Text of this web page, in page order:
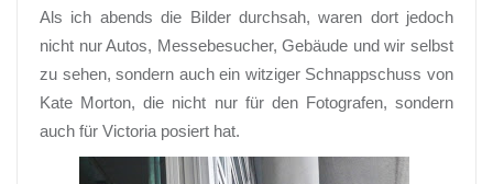
Als ich abends die Bilder durchsah, waren dort jedoch
nicht nur Autos, Messebesucher, Gebäude und wir selbst
zu sehen, sondern auch ein witziger Schnappschuss von
Kate Morton, die nicht nur für den Fotografen, sondern
auch für Victoria posiert hat.